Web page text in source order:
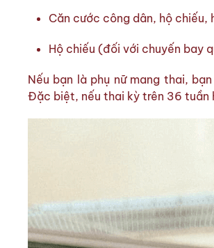
Căn cước công dân, hộ
Hộ chiếu (đối với chuyến bay
Nếu bạn là phụ nữ mang thai,
Đặc biệt, nếu thai kỳ trên 36 tuần